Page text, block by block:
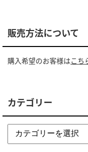
販売方法について
購入希望のお客様はこち
カテゴリー